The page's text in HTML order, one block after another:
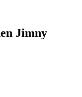
Jimny